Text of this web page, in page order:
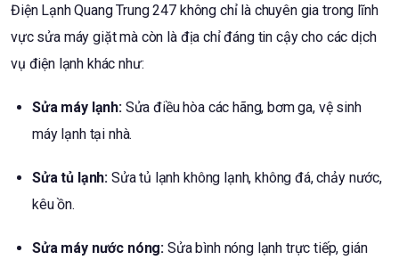
Điện Lạnh Quang Trung 247 không chỉ là chuyên gia trong lĩnh
vực sửa máy giặt mà còn là địa chỉ đáng tin cậy cho các dịch
vụ điện lạnh khác như:
Sửa máy lạnh:Sửa điều hòa các hãng, bơm ga, vệ sinh
máy lạnh tại nhà.
Sửa tủ lạnh: Sửa tủ lạnh không lạnh, không đá, chảy nước,
kêu ồn.
Sửa máy nước nóng: Sửa bình nóng lạnh trực tiếp, gián